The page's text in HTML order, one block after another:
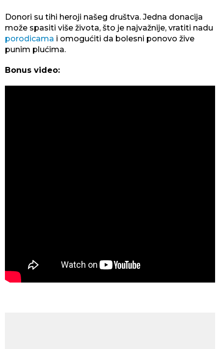
Donori su tihi heroji našeg društva. Jedna donacija
može spasiti više života, što je najvažnije, vratiti nadu
porodicama i omogućiti da bolesni ponovo žive
punim plućima.
Bonus video: